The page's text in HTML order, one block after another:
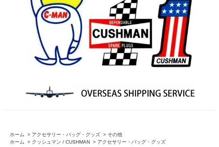
ホーム > アクセサリー・バッグ・グッズ > その他
ホーム
> クッシュマン / CUSHMAN > アクセサリー・バッグ・グッズ